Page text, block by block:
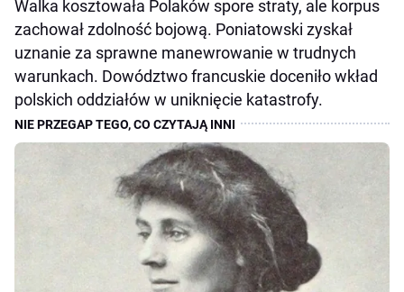
Walka kosztowała Polaków spore straty, ale korpus
zachował zdolność bojową. Poniatowski zyskał
uznanie za sprawne manewrowanie w trudnych
warunkach. Dowództwo francuskie doceniło wkład
polskich oddziałów w uniknięcie katastrofy.